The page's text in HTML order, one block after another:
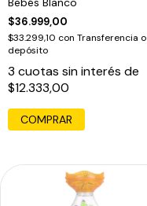
$36.999,00
$33.299,10 con Transferencia o
depósito
3 cuotas sin interés de
$12.333,00